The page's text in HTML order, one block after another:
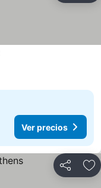
Ver precios
Compartir